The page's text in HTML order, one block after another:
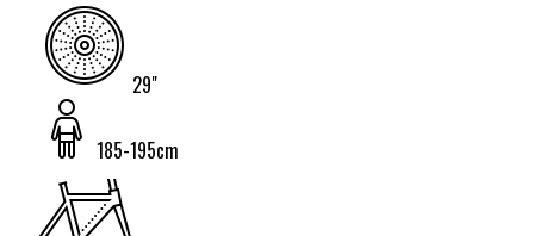
29"
185-195cm